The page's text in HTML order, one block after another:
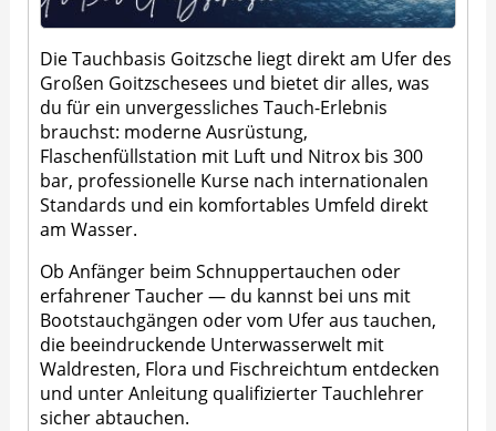
Die Tauchbasis Goitzsche liegt direkt am Ufer des
Großen Goitzschesees und bietet dir alles, was
du für ein unvergessliches Tauch-Erlebnis
brauchst: moderne Ausrüstung,
Flaschenfüllstation mit Luft und Nitrox bis 300
bar, professionelle Kurse nach internationalen
Standards und ein komfortables Umfeld direkt
am Wasser.
Ob Anfänger beim Schnuppertauchen oder
erfahrener Taucher — du kannst bei uns mit
Bootstauchgängen oder vom Ufer aus tauchen,
die beeindruckende Unterwasserwelt mit
Waldresten, Flora und Fischreichtum entdecken
und unter Anleitung qualifizierter Tauchlehrer
sicher abtauchen.